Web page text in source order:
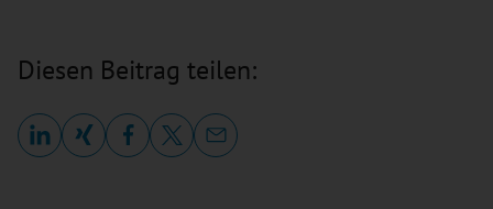
Diesen Beitrag teilen: